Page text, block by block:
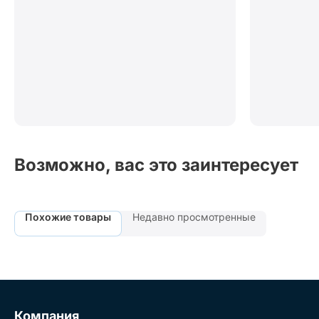
Возможно, вас это заинтересует
Похожие товары Недавно просмотренные
Компания